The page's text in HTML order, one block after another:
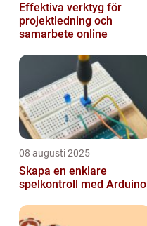
Effektiva verktyg för
projektledning och
samarbete online
08 augusti 2025
Skapa en enklare
spelkontroll med Arduino